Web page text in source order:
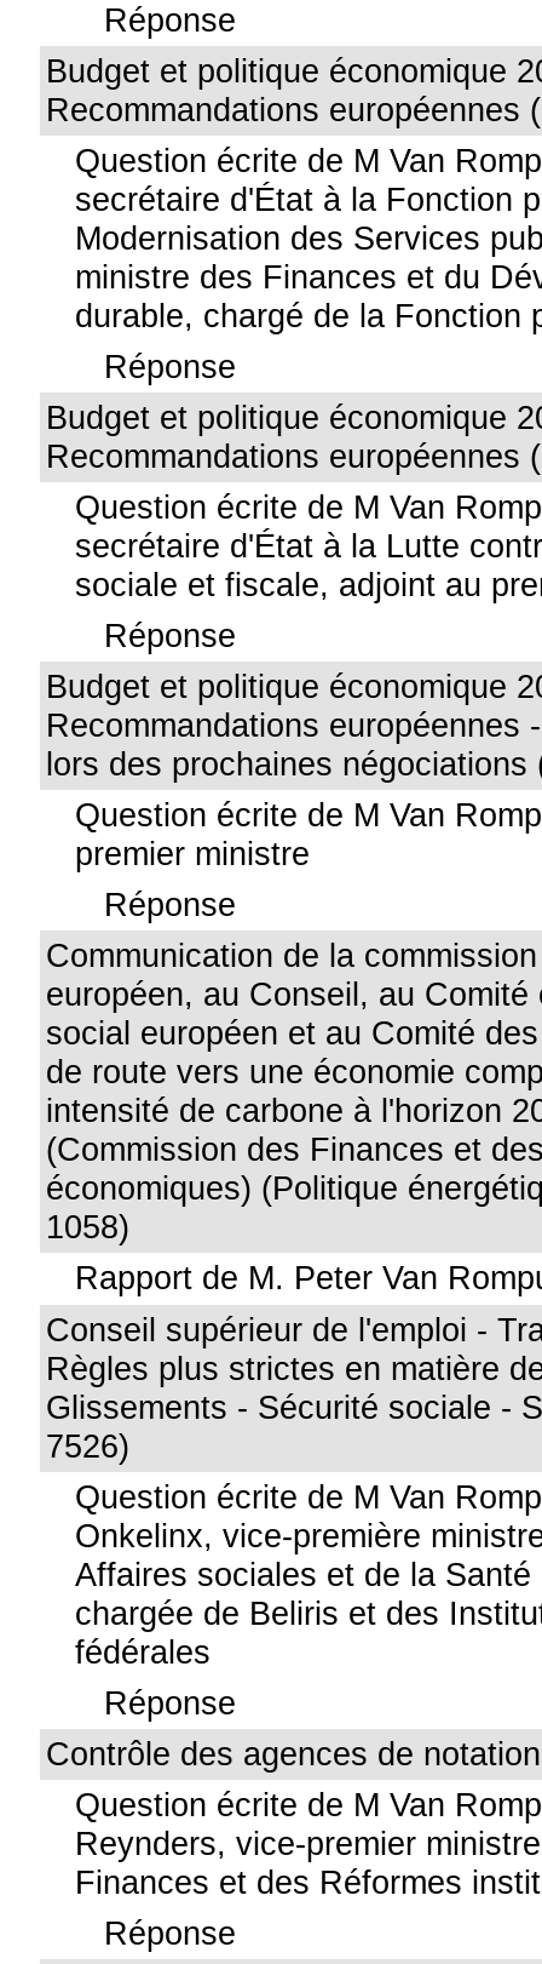
Réponse
Budget et politique économique
Recommandations européennes
Question écrite de M Van
secrétaire d'État à la Fonction
Modernisation des Services
ministre des Finances et du
durable, chargé de la Fonction
Réponse
Budget et politique économique
Recommandations européennes
Question écrite de M Van
secrétaire d'État à la Lutte
sociale et fiscale, adjoint au
Réponse
Budget et politique économique
Recommandations européennes
lors des prochaines négociations
Question écrite de M Van
premier ministre
Réponse
Communication de la
européen, au Conseil, au Comité
social européen et au Comité
de route vers une économie
intensité de carbone à l'horizon
(Commission des Finances et
économiques) (Politique
1058)
Rapport de M. Peter Van
Conseil supérieur de l'emploi -
Règles plus strictes en matière
Glissements - Sécurité sociale -
7526)
Question écrite de M Van
Onkelinx, vice-première
Affaires sociales et de la Santé
chargée de Beliris et des
fédérales
Réponse
Contrôle des agences de
Question écrite de M Van
Reynders, vice-premier
Finances et des Réformes
Réponse